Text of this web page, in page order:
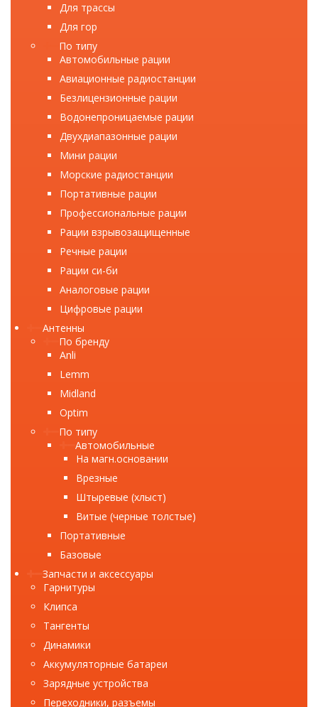
Для трассы
Для гор
По типу
Автомобильные рации
Авиационные радиостанции
Безлицензионные рации
Водонепроницаемые рации
Двухдиапазонные рации
Мини рации
Морские радиостанции
Портативные рации
Профессиональные рации
Рации взрывозащищенные
Речные рации
Рации си-би
Аналоговые рации
Цифровые рации
Антенны
По бренду
Anli
Lemm
Midland
Optim
По типу
Автомобильные
На магн.основании
Врезные
Штыревые (хлыст)
Витые (черные толстые)
Портативные
Базовые
Запчасти и аксессуары
Гарнитуры
Клипса
Тангенты
Динамики
Аккумуляторные батареи
Зарядные устройства
Переходники, разъемы